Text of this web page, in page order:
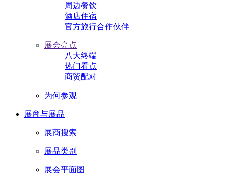
周边餐饮
酒店住宿
官方旅行合作伙伴
展会亮点
八大终端
热门看点
商贸配对
为何参观
展商与展品
展商搜索
展品类别
展会平面图